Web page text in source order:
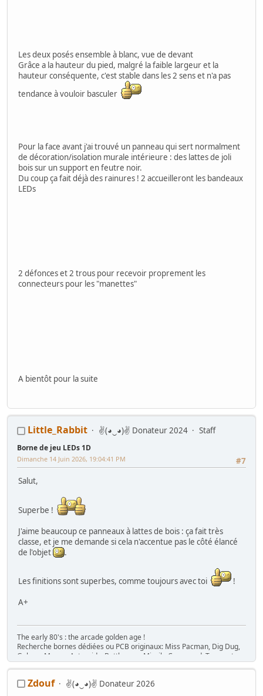
Les deux posés ensemble à blanc, vue de devant
Grâce a la hauteur du pied, malgré la faible largeur et la
hauteur conséquente, c'est stable dans les 2 sens et n'a pas
tendance à vouloir basculer
Pour la face avant j'ai trouvé un panneau qui sert normalment
de décoration/isolation murale intérieure : des lattes de joli
bois sur un support en feutre noir.
Du coup ça fait déjà des rainures ! 2 accueilleront les bandeaux
LEDs
2 défonces et 2 trous pour recevoir proprement les
connecteurs pour les "manettes"
A bientôt pour la suite
Little_Rabbit ✌(◕‿◕)✌ Donateur 2024 Staff
Borne de jeu LEDs 1D
#7
Dimanche 14 Juin 2026, 19:04:41 PM
Salut,
Superbe !
J'aime beaucoup ce panneaux à lattes de bois : ça fait très
classe, et je me demande si cela n'accentue pas le côté élancé
de l'objet
.
Les finitions sont superbes, comme toujours avec toi
!
A+
The early 80's : the arcade golden age !
Recherche bornes dédiées ou PCB originaux: Miss Pacman, Dig Dug,
Galaga, Mappy, Asteroids, Battlezone, Missile Command, Tempest,
Star Wars, Donkey Kong (+ Jr), Mario Bros, Moon Patrol, Defender,
Gottlieb des années 80 (Spirit, Amazon Hunt, ...), Baby Pac Man.
Zdouf ✌(◕‿◕)✌ Donateur 2026